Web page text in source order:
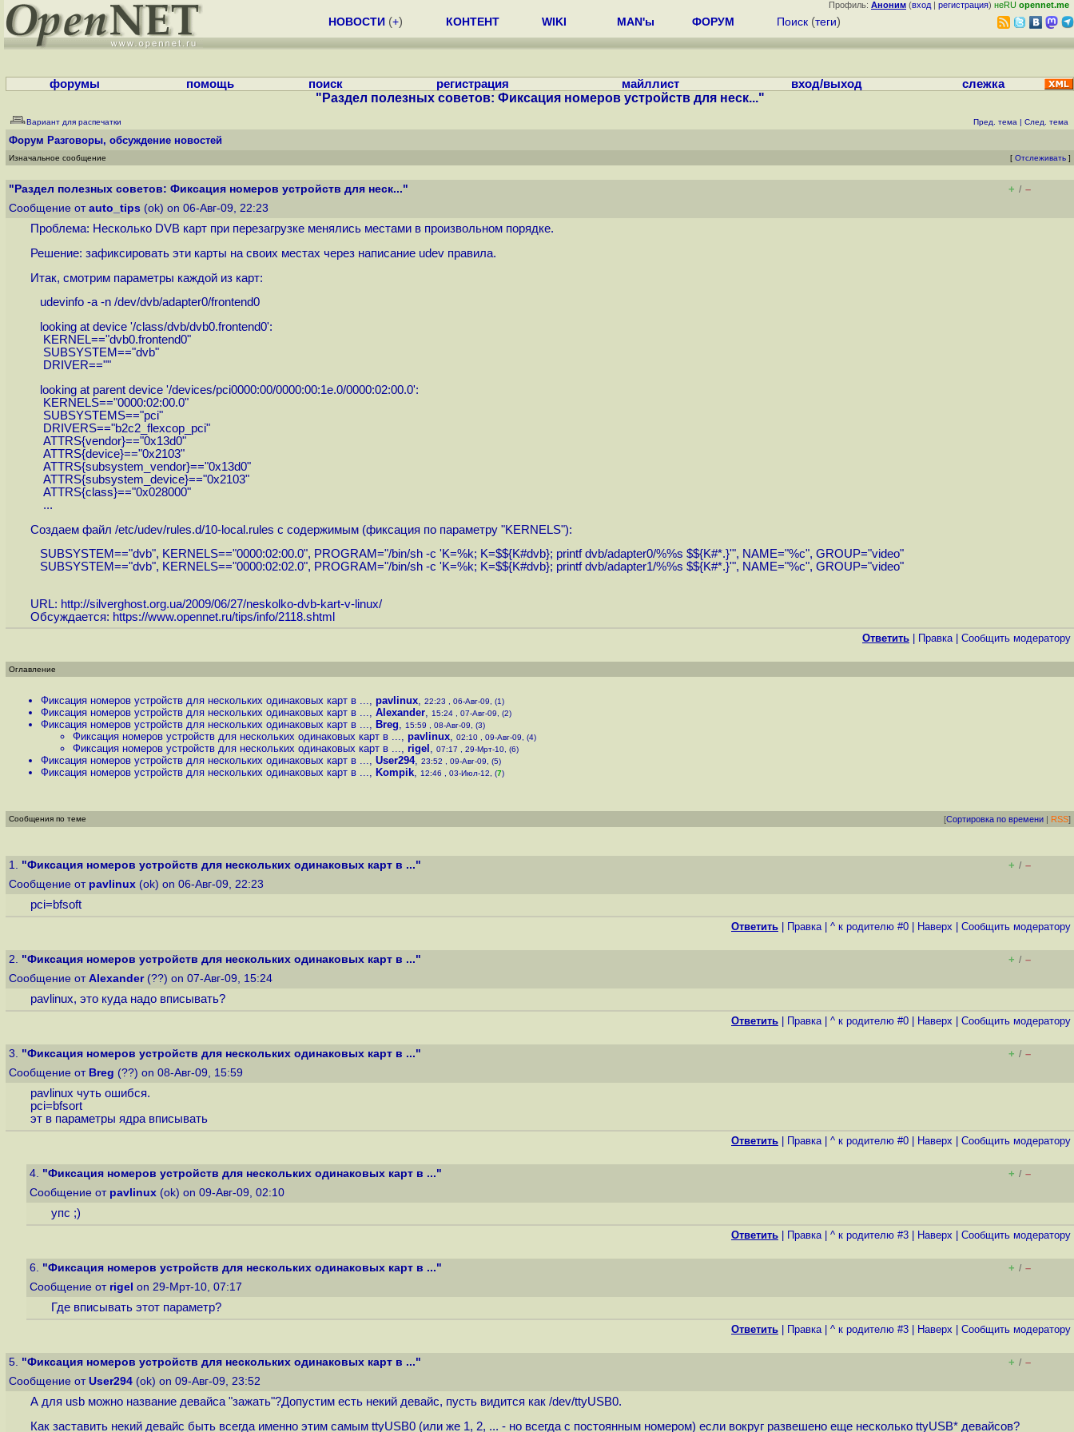
Профиль: Аноним (вход | регистрация) неRU opennet.me
НОВОСТИ (+) КОНТЕНТ WIKI MAN'ы ФОРУМ Поиск (теги)
форумы помощь поиск регистрация майллист вход/выход слежка
"Раздел полезных советов: Фиксация номеров устройств для неск..."
Вариант для распечатки Пред. тема | След. тема
Форум Разговоры, обсуждение новостей
Изначальное сообщение [ Отслеживать ]
"Раздел полезных советов: Фиксация номеров устройств для неск..." + / –
Сообщение от auto_tips (ok) on 06-Авг-09, 22:23
Проблема: Несколько DVB карт при перезагрузке менялись местами в произвольном порядке.
Решение: зафиксировать эти карты на своих местах через написание udev правила.
Итак, смотрим параметры каждой из карт:
udevinfo -a -n /dev/dvb/adapter0/frontend0
looking at device '/class/dvb/dvb0.frontend0':
KERNEL=="dvb0.frontend0"
SUBSYSTEM=="dvb"
DRIVER==""
looking at parent device '/devices/pci0000:00/0000:00:1e.0/0000:02:00.0':
KERNELS=="0000:02:00.0"
SUBSYSTEMS=="pci"
DRIVERS=="b2c2_flexcop_pci"
ATTRS{vendor}=="0x13d0"
ATTRS{device}=="0x2103"
ATTRS{subsystem_vendor}=="0x13d0"
ATTRS{subsystem_device}=="0x2103"
ATTRS{class}=="0x028000"
...
Создаем файл /etc/udev/rules.d/10-local.rules с содержимым (фиксация по параметру "KERNELS"):
SUBSYSTEM=="dvb", KERNELS=="0000:02:00.0", PROGRAM="/bin/sh -c 'K=%k; K=$${K#dvb}; printf dvb/adapter0/%%s $${K#*.}'", NAME="%c", GROUP="video"
SUBSYSTEM=="dvb", KERNELS=="0000:02:02.0", PROGRAM="/bin/sh -c 'K=%k; K=$${K#dvb}; printf dvb/adapter1/%%s $${K#*.}'", NAME="%c", GROUP="video"
URL: http://silverghost.org.ua/2009/06/27/neskolko-dvb-kart-v-linux/
Обсуждается: https://www.opennet.ru/tips/info/2118.shtml
Ответить Правка| Cообщить модератору
Оглавление
Фиксация номеров устройств для нескольких одинаковых карт в ..., pavlinux, 22:23 , 06-Авг-09, (1)
Фиксация номеров устройств для нескольких одинаковых карт в ..., Alexander, 15:24 , 07-Авг-09, (2)
Фиксация номеров устройств для нескольких одинаковых карт в ..., Breg, 15:59 , 08-Авг-09, (3)
Фиксация номеров устройств для нескольких одинаковых карт в ..., pavlinux, 02:10 , 09-Авг-09, (4)
Фиксация номеров устройств для нескольких одинаковых карт в ..., rigel , 07:17 , 29-Мрт-10, (6)
Фиксация номеров устройств для нескольких одинаковых карт в ..., User294, 23:52 , 09-Авг-09, (5)
Фиксация номеров устройств для нескольких одинаковых карт в ..., Kompik, 12:46 , 03-Июл-12, (7)
Сообщения по теме [Сортировка по времени | RSS]
1. "Фиксация номеров устройств для нескольких одинаковых карт в ..." + / –
Сообщение от pavlinux (ok) on 06-Авг-09, 22:23
pci=bfsoft
Ответить Правка| ^ к родителю #0 Наверх Cообщить модератору
2. "Фиксация номеров устройств для нескольких одинаковых карт в ..." + / –
Сообщение от Alexander(??) on 07-Авг-09, 15:24
pavlinux, это куда надо вписывать?
Ответить Правка| ^ к родителю #0 Наверх Cообщить модератору
3. "Фиксация номеров устройств для нескольких одинаковых карт в ..." + / –
Сообщение от Breg (??) on 08-Авг-09, 15:59
pavlinux чуть ошибся.
pci=bfsort
эт в параметры ядра вписывать
Ответить Правка| ^ к родителю #0 Наверх Cообщить модератору
4. "Фиксация номеров устройств для нескольких одинаковых карт в ..." + / –
Сообщение от pavlinux (ok) on 09-Авг-09, 02:10
упс ;)
Ответить Правка| ^ к родителю #3 Наверх Cообщить модератору
6. "Фиксация номеров устройств для нескольких одинаковых карт в ..." + / –
Сообщение от rigel on 29-Мрт-10, 07:17
Где вписывать этот параметр?
Ответить Правка| ^ к родителю #3 Наверх Cообщить модератору
5. "Фиксация номеров устройств для нескольких одинаковых карт в ..." + / –
Сообщение от User294 (ok) on 09-Авг-09, 23:52
А для usb можно название девайса "зажать"?Допустим есть некий девайс, пусть видится как /dev/ttyUSB0.
Как заставить некий девайс быть всегда именно этим самым ttyUSB0 (или же 1, 2, ... - но всегда с постоянным номером) если вокруг развешено еще несколько ttyUSB* девайсов?